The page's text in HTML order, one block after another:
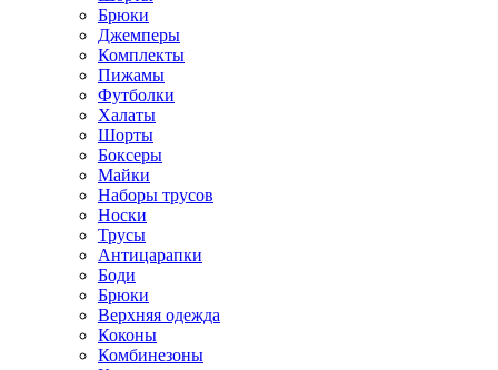
Брюки
Джемперы
Комплекты
Пижамы
Футболки
Халаты
Шорты
Боксеры
Майки
Наборы трусов
Носки
Трусы
Антицарапки
Боди
Брюки
Верхняя одежда
Коконы
Комбинезоны